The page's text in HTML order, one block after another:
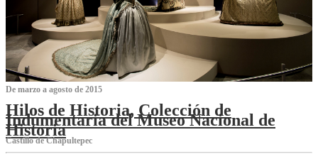
De marzo a agosto de 2015
Hilos de Historia, Colección de
Indumentaria del Museo Nacional de
Historia
Castillo de Chapultepec